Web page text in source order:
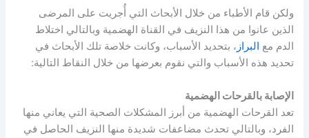
ولكن قام الأطباء من خلال الأبحاث التي أُجريت على المرضى
الذين عانوا من هذا النزيف في القناة الهضمية وبالتالي اختلاط
الدم مع البراز ، بتحديد الأسباب، وكانت خلاصة تلك الأبحاث في
تحديد هذه الأسباب والتي نقوم بعرضها من خلال النقاط التالية:
الإصابة بالقرحات الهضمية
تعد القرحات الهضمية من أبرز المشكلات الصحية التي يعاني منها
الفرد، وبالتالي تحدث مضاعفات شديدة منها النزيف الحاصل في